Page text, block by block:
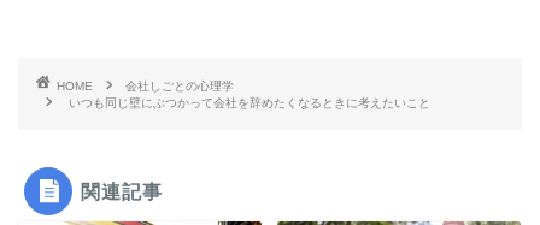
HOME
会社しごとの心理学
いつも同じ壁にぶつかって会社を辞めたくなるときに考えたいこと
関連記事